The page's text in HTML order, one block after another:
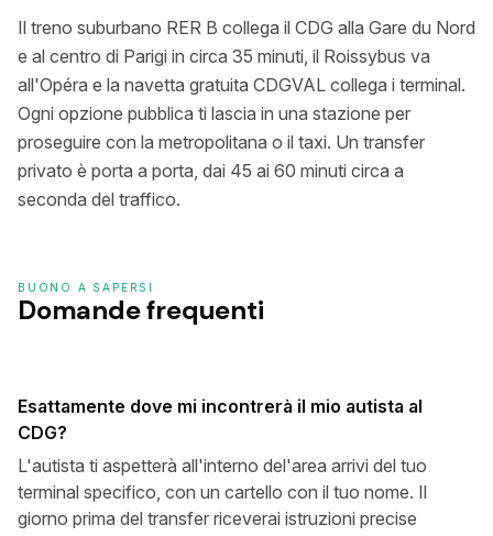
Il treno suburbano RER B collega il CDG alla Gare du Nord
e al centro di Parigi in circa 35 minuti, il Roissybus va
all'Opéra e la navetta gratuita CDGVAL collega i terminal.
Ogni opzione pubblica ti lascia in una stazione per
proseguire con la metropolitana o il taxi. Un transfer
privato è porta a porta, dai 45 ai 60 minuti circa a
seconda del traffico.
BUONO A SAPERSI
Domande frequenti
Esattamente dove mi incontrerà il mio autista al
CDG?
L'autista ti aspetterà all'interno del'area arrivi del tuo
terminal specifico, con un cartello con il tuo nome. Il
giorno prima del transfer riceverai istruzioni precise